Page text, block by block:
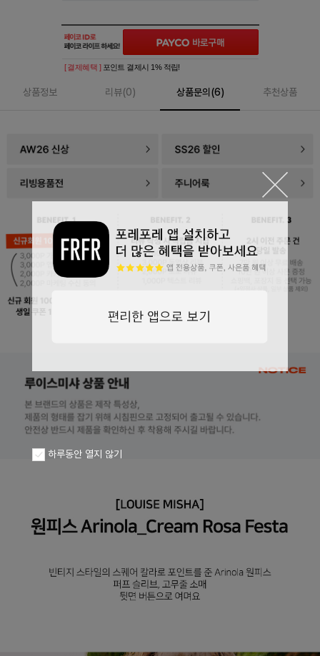
페이코 ID로
[ 결제혜택 ] 포인트 결제시 1% 적립!
상품정보 리뷰(0) 상품문의(6) 추천상품
하루동안 열지 않기